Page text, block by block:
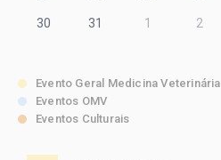
30 31 1 2
Evento Geral Medicina Veterinária
Eventos OMV
Eventos Culturais